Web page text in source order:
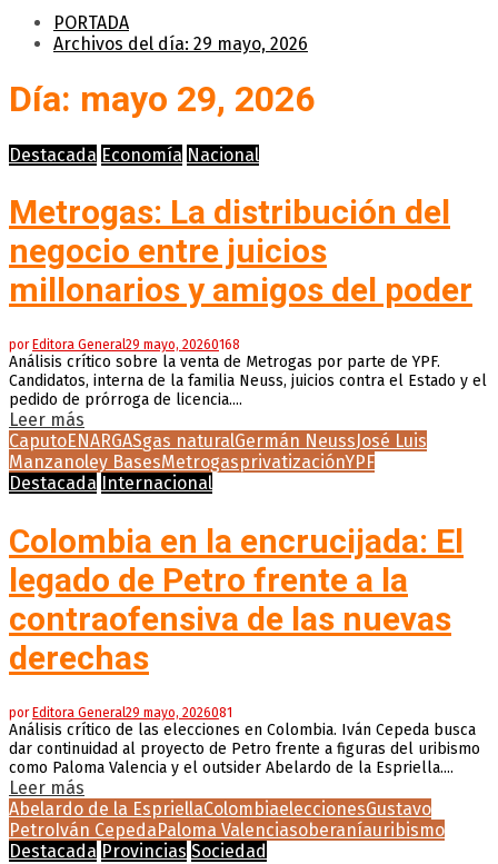
PORTADA
Archivos del día: 29 mayo, 2026
Día: mayo 29, 2026
Destacada Economía Nacional
Metrogas: La distribución del
negocio entre juicios
millonarios y amigos del poder
por Editora General29 mayo, 20260168
Análisis crítico sobre la venta de Metrogas por parte de YPF.
Candidatos, interna de la familia Neuss, juicios contra el Estado y el
pedido de prórroga de licencia....
Leer más
CaputoENARGASgas naturalGermán NeussJosé Luis
Manzanoley BasesMetrogasprivatizaciónYPF
Destacada Internacional
Colombia en la encrucijada: El
legado de Petro frente a la
contraofensiva de las nuevas
derechas
por Editora General29 mayo, 2026081
Análisis crítico de las elecciones en Colombia. Iván Cepeda busca
dar continuidad al proyecto de Petro frente a figuras del uribismo
como Paloma Valencia y el outsider Abelardo de la Espriella....
Leer más
Abelardo de la EspriellaColombiaeleccionesGustavo
PetroIván CepedaPaloma Valenciasoberaníauribismo
Destacada Provincias Sociedad